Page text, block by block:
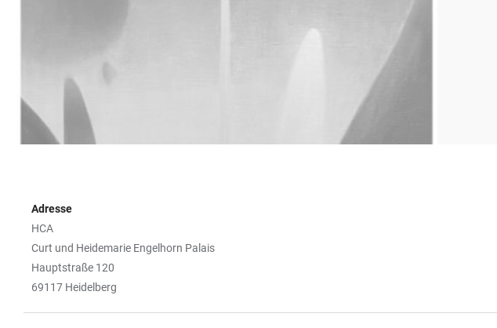
Adresse
HCA
Curt und Heidemarie Engelhorn Palais
Hauptstraße 120
69117 Heidelberg